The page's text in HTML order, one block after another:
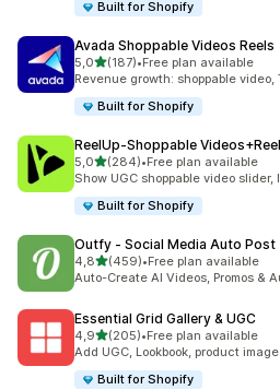
Built for Shopify
Avada Shoppable Videos Reels
5,0/ 5 tähteä
(187)
187 arvostelua yhteensä
•Free plan available
Revenue growth: shoppable video,
Built for Shopify
ReelUp‑Shoppable
5,0/ 5 tähteä
(284)
284 arvostelua yhteensä
•Free plan available
Show UGC shoppable video
Built for Shopify
Outfy ‑ Social Media Auto Post
4,8/ 5 tähteä
(459)
459 arvostelua yhteensä
•Free plan available
Auto-Create AI Videos, Promos &
Essential Grid Gallery & UGC
4,9/ 5 tähteä
(205)
205 arvostelua yhteensä
•Free plan available
Add UGC, Lookbook, product
Built for Shopify